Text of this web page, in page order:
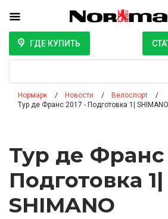
ГДЕ КУПИТЬ
Нормарк Новости
Велоспорт
Тур де Франс 2017 - Подготовка 1| SHIMANO
Тур де Франс
Подготовка 1|
SHIMANO